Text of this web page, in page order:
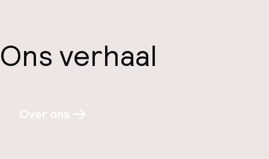
Ons verhaal
Over ons